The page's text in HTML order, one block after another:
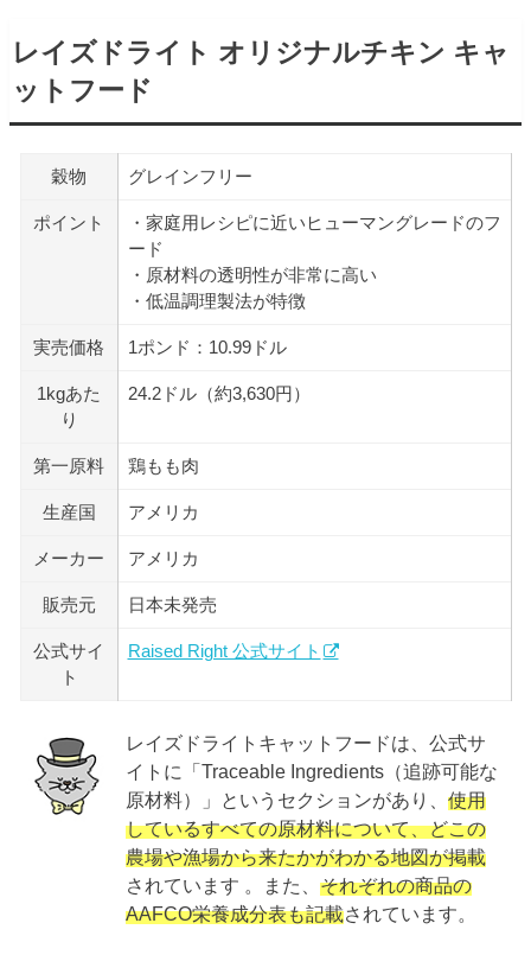
レイズドライト オリジナルチキン キャ
ットフード
穀物 グレインフリー
ポイント
・家庭用レシピに近いヒューマングレードのフ
ード
・原材料の透明性が非常に高い
・低温調理製法が特徴
実売価格 1ポンド：10.99ドル
1kgあた
り
24.2ドル（約3,630円）
第一原料 鶏もも肉
生産国 アメリカ
メーカー アメリカ
販売元 日本未発売
公式サイ
ト
Raised Right 公式サイト
レイズドライトキャットフードは、公式サ
イトに「Traceable Ingredients（追跡可能な
原材料）」というセクションがあり、使用
しているすべての原材料について、どこの
農場や漁場から来たかがわかる地図が掲載
されています 。また、それぞれの商品の
AAFCO栄養成分表も記載されています。